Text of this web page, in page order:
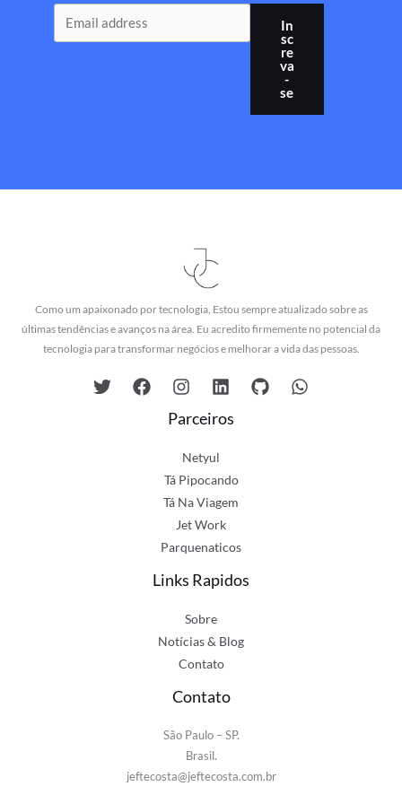
In
sc
re
va
-
se
Como um apaixonado por tecnologia, Estou sempre atualizado sobre as
últimas tendências e avanços na área. Eu acredito firmemente no potencial da
tecnologia para transformar negócios e melhorar a vida das pessoas.
Parceiros
Netyul
Tá Pipocando
Tá Na Viagem
Jet Work
Parquenaticos
Links Rapidos
Sobre
Notícias & Blog
Contato
Contato
São Paulo – SP.
Brasil.
jeftecosta@jeftecosta.com.br